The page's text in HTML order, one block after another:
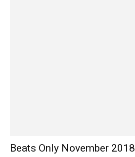
Beats Only November 2018